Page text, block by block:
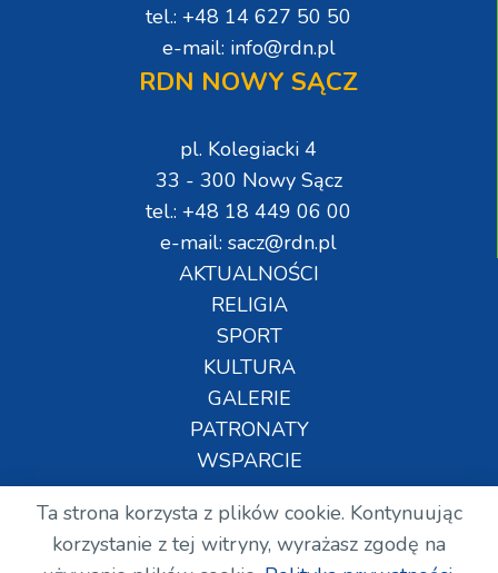
tel.: +48 14 627 50 50
e-mail: info@rdn.pl
RDN NOWY SĄCZ
pl. Kolegiacki 4
33 - 300 Nowy Sącz
tel.: +48 18 449 06 00
e-mail: sacz@rdn.pl
AKTUALNOŚCI
RELIGIA
SPORT
KULTURA
GALERIE
PATRONATY
WSPARCIE
Copyright © Wszelkie prawa zastrzeżone. RDN.
Ta strona korzysta z plików cookie. Kontynuując
korzystanie z tej witryny, wyrażasz zgodę na